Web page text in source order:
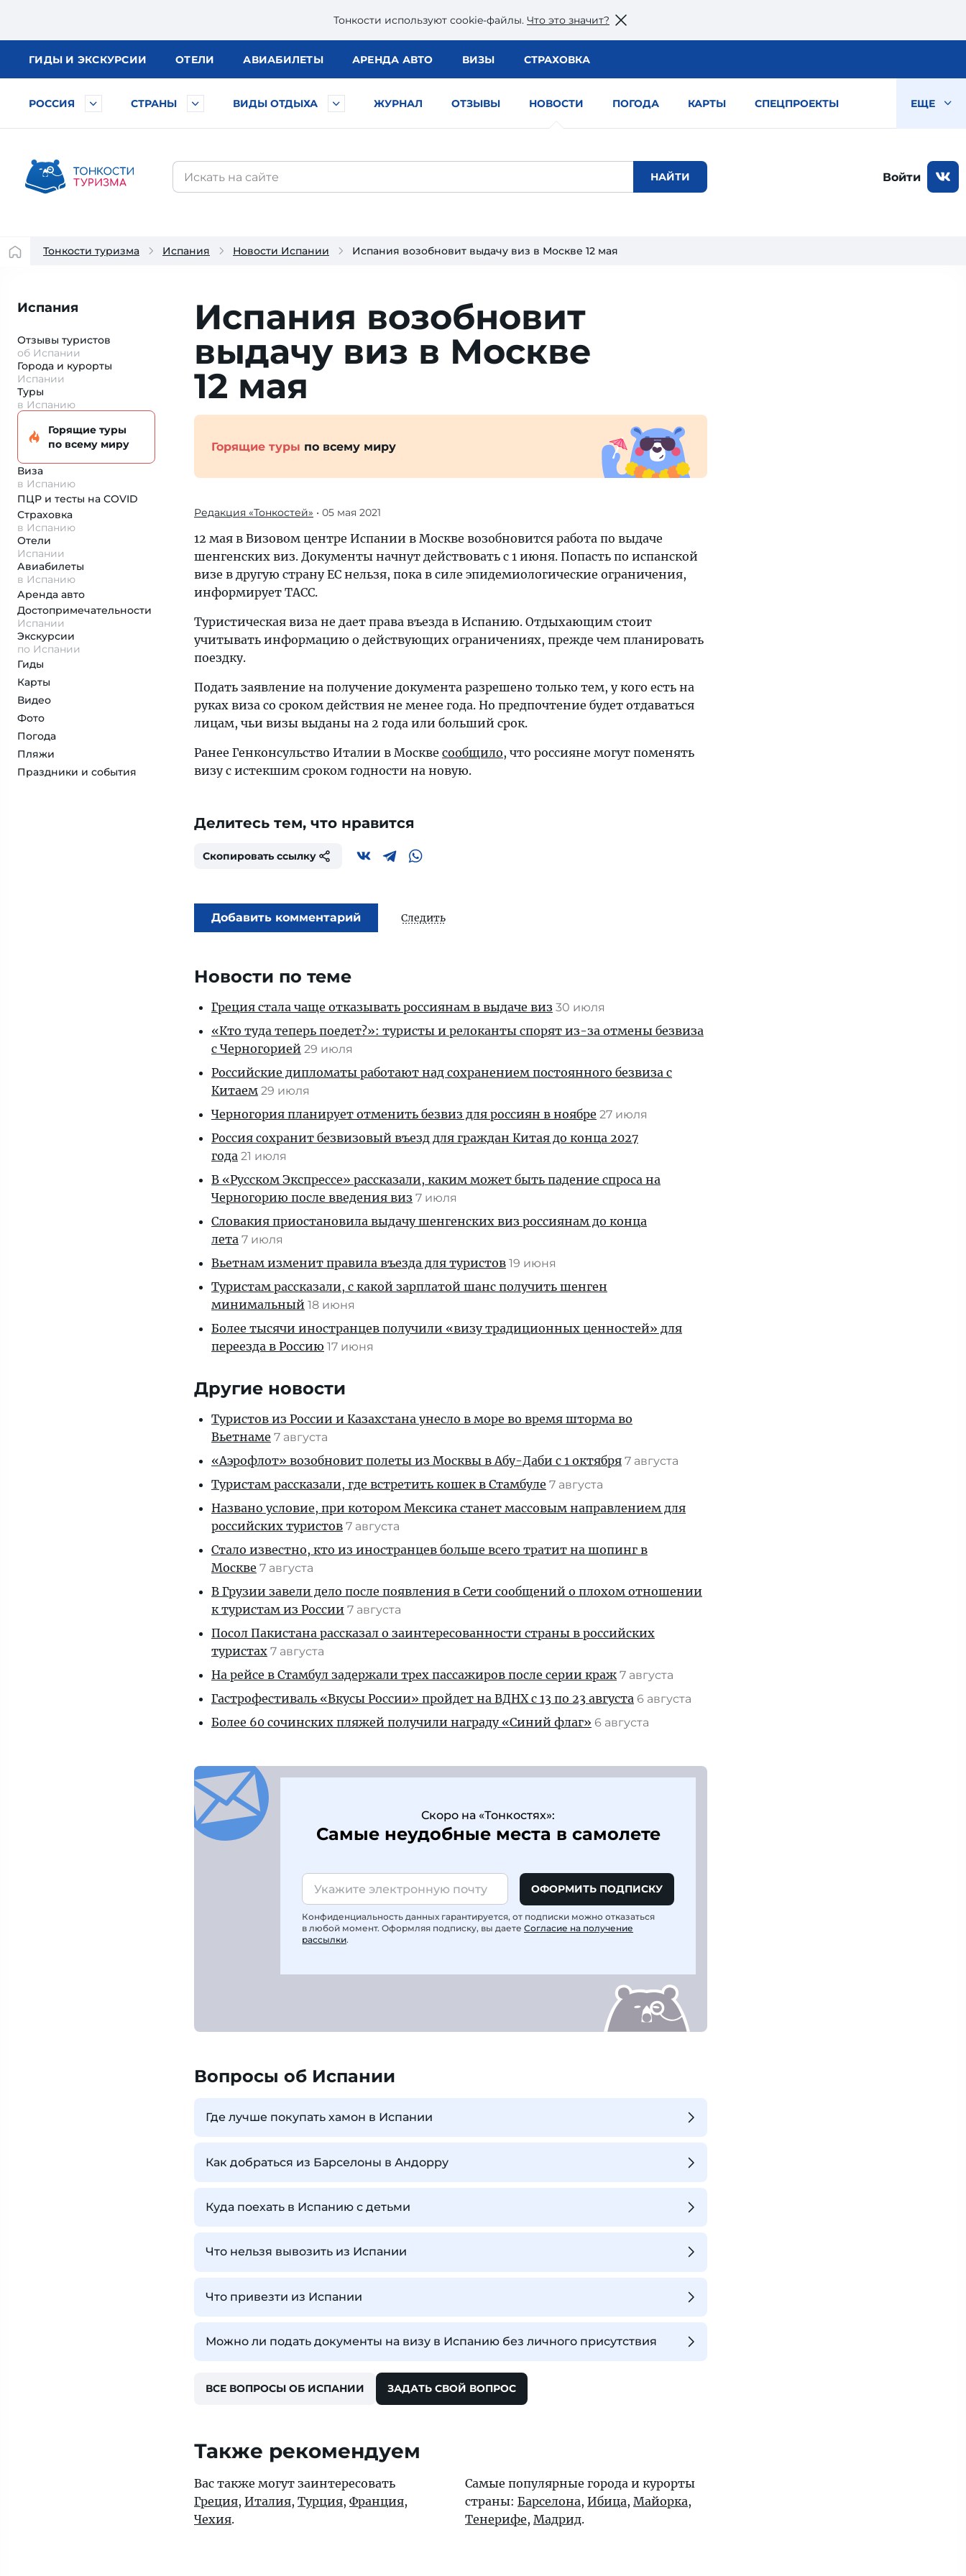
Тонкости используют сookie-файлы. Что это значит?
ГИДЫ И ЭКСКУРСИИ ОТЕЛИ АВИАБИЛЕТЫ АРЕНДА АВТО ВИЗЫ СТРАХОВКА
РОССИЯ СТРАНЫ ВИДЫ ОТДЫХА ЖУРНАЛ ОТЗЫВЫ НОВОСТИ ПОГОДА КАРТЫ СПЕЦПРОЕКТЫ ЕЩЕ
Войти
Тонкости туризма Испания Новости Испании Испания возобновит выдачу виз в Москве 12 мая
Испания
Отзывы туристов
об Испании
Города и курорты
Испании
Туры
в Испанию
Горящие туры
по всему миру
Виза
в Испанию
ПЦР и тесты на COVID
Страховка
в Испанию
Отели
Испании
Авиабилеты
в Испанию
Аренда авто
Достопримеча­тельности
Испании
Экскурсии
по Испании
Гиды
Карты
Видео
Фото
Погода
Пляжи
Праздники и события
Испания возобновит
выдачу виз в Москве
12 мая
Горящие туры по всему миру
Редакция «Тонкостей» • 05 мая 2021
12 мая в Визовом центре Испании в Москве возобновится работа по выдаче
шенгенских виз. Документы начнут действовать с 1 июня. Попасть по испанской
визе в другую страну ЕС нельзя, пока в силе эпидемиологические ограничения,
информирует ТАСС.
Туристическая виза не дает права въезда в Испанию. Отдыхающим стоит
учитывать информацию о действующих ограничениях, прежде чем планировать
поездку.
Подать заявление на получение документа разрешено только тем, у кого есть на
руках виза со сроком действия не менее года. Но предпочтение будет отдаваться
лицам, чьи визы выданы на 2 года или больший срок.
Ранее Генконсульство Италии в Москве сообщило, что россияне могут поменять
визу с истекшим сроком годности на новую.
Делитесь тем, что нравится
Скопировать ссылку
Добавить комментарий Следить
Новости по теме
Греция стала чаще отказывать россиянам в выдаче виз 30 июля
«Кто туда теперь поедет?»: туристы и релоканты спорят из-за отмены безвиза
с Черногорией 29 июля
Российские дипломаты работают над сохранением постоянного безвиза с
Китаем 29 июля
Черногория планирует отменить безвиз для россиян в ноябре 27 июля
Россия сохранит безвизовый въезд для граждан Китая до конца 2027
года 21 июля
В «Русском Экспрессе» рассказали, каким может быть падение спроса на
Черногорию после введения виз 7 июля
Словакия приостановила выдачу шенгенских виз россиянам до конца
лета 7 июля
Вьетнам изменит правила въезда для туристов 19 июня
Туристам рассказали, с какой зарплатой шанс получить шенген
минимальный 18 июня
Более тысячи иностранцев получили «визу традиционных ценностей» для
переезда в Россию 17 июня
Другие новости
Туристов из России и Казахстана унесло в море во время шторма во
Вьетнаме 7 августа
«Аэрофлот» возобновит полеты из Москвы в Абу-Даби с 1 октября 7 августа
Туристам рассказали, где встретить кошек в Стамбуле 7 августа
Названо условие, при котором Мексика станет массовым направлением для
российских туристов 7 августа
Стало известно, кто из иностранцев больше всего тратит на шопинг в
Москве 7 августа
В Грузии завели дело после появления в Сети сообщений о плохом отношении
к туристам из России 7 августа
Посол Пакистана рассказал о заинтересованности страны в российских
туристах 7 августа
На рейсе в Стамбул задержали трех пассажиров после серии краж 7 августа
Гастрофестиваль «Вкусы России» пройдет на ВДНХ с 13 по 23 августа 6 августа
Более 60 сочинских пляжей получили награду «Синий флаг» 6 августа
Скоро на «Тонкостях»:
Самые неудобные места в самолете
ОФОРМИТЬ ПОДПИСКУ
Конфиденциальность данных гарантируется, от подписки можно отказаться
в любой момент. Оформляя подписку, вы даете Согласие на получение
рассылки.
Вопросы об Испании
Где лучше покупать хамон в Испании
Как добраться из Барселоны в Андорру
Куда поехать в Испанию с детьми
Что нельзя вывозить из Испании
Что привезти из Испании
Можно ли подать документы на визу в Испанию без личного присутствия
ВСЕ ВОПРОСЫ ОБ ИСПАНИИ ЗАДАТЬ СВОЙ ВОПРОС
Также рекомендуем
Вас также могут заинтересовать
Греция, Италия, Турция, Франция,
Чехия.
Самые популярные города и курорты
страны: Барселона, Ибица, Майорка,
Тенерифе, Мадрид.